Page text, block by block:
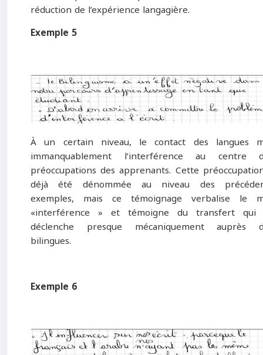
réduction de l’expérience langagière.
Exemple 5
À un certain niveau, le contact des langues
immanquablement l’interférence au centre
préoccupations des apprenants. Cette
déjà été dénommée au niveau des
exemples, mais ce témoignage verbalise le
«interférence » et témoigne du transfert qui
déclenche presque mécaniquement auprès
bilingues.
Exemple 6